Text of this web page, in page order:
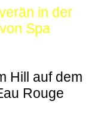
in der
Spa
Hill auf dem
Rouge